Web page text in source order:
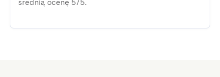
średnią ocenę 5/5.